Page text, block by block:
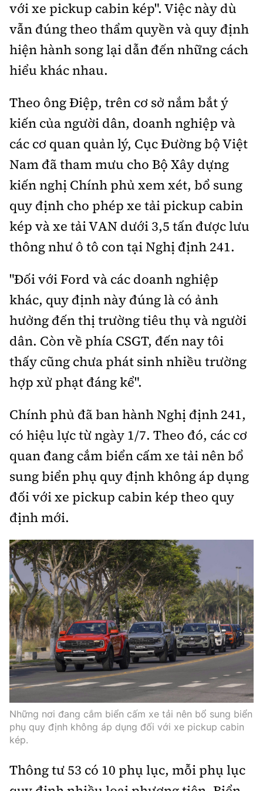
với xe pickup cabin kép". Việc này dù
vẫn đúng theo thẩm quyền và quy định
hiện hành song lại dẫn đến những cách
hiểu khác nhau.
Theo ông Điệp, trên cơ sở nắm bắt ý
kiến của người dân, doanh nghiệp và
các cơ quan quản lý, Cục Đường bộ Việt
Nam đã tham mưu cho Bộ Xây dựng
kiến nghị Chính phủ xem xét, bổ sung
quy định cho phép xe tải pickup cabin
kép và xe tải VAN dưới 3,5 tấn được lưu
thông như ô tô con tại Nghị định 241.
"Đối với Ford và các doanh nghiệp
khác, quy định này đúng là có ảnh
hưởng đến thị trường tiêu thụ và người
dân. Còn về phía CSGT, đến nay tôi
thấy cũng chưa phát sinh nhiều trường
hợp xử phạt đáng kể".
Chính phủ đã ban hành Nghị định 241,
có hiệu lực từ ngày 1/7. Theo đó, các cơ
quan đang cắm biển cấm xe tải nên bổ
sung biển phụ quy định không áp dụng
đối với xe pickup cabin kép theo quy
định mới.
Những nơi đang cắm biển cấm xe tải nên bổ sung biển
phụ quy định không áp dụng đối với xe pickup cabin
kép.
Thông tư 53 có 10 phụ lục, mỗi phụ lục